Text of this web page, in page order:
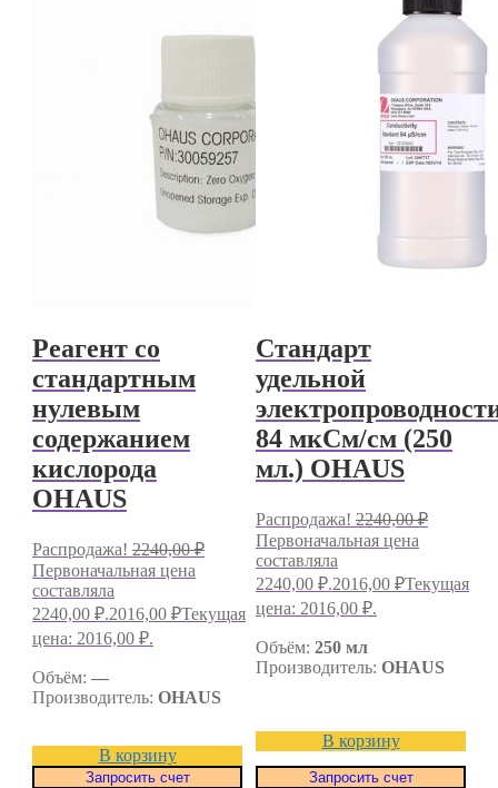
Реагент со
стандартным
нулевым
содержанием
кислорода
OHAUS
Распродажа! 2240,00₽
Первоначальная цена
составляла
2240,00 ₽.2016,00 ₽Текущая
цена: 2016,00 ₽.
Объём: —
Производитель: OHAUS
В корзину
Запросить счет
Стандарт
удельной
84 мкСм/см (250
мл.) OHAUS
Распродажа! 2240,00₽
Первоначальная цена
составляла
2240,00 ₽.2016,00 ₽Текущая
цена: 2016,00 ₽.
Объём: 250 мл
Производитель: OHAUS
В корзину
Запросить счет